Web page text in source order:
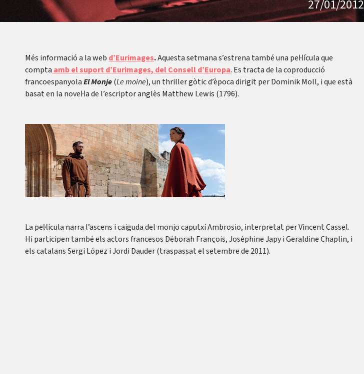
27/01/2012
Més informació a la web d’Eurimages.Aquesta setmana s’estrena també una pel·lícula que
compta amb el suport d’Eurimages, del Consell d’Europa. Es tracta de la coproducció
francoespanyolaEl Monje(Le moine), un thriller gòtic d’època dirigit per Dominik Moll, i que està
basat en la novel·la de l’escriptor anglès Matthew Lewis (1796).
La pel·lícula narra l’ascens i caiguda del monjo caputxí Ambrosio, interpretat per Vincent Cassel.
Hi participen també els actors francesos Déborah François, Joséphine Japy i Geraldine Chaplin, i
els catalans Sergi López i Jordi Dauder (traspassat el setembre de 2011).